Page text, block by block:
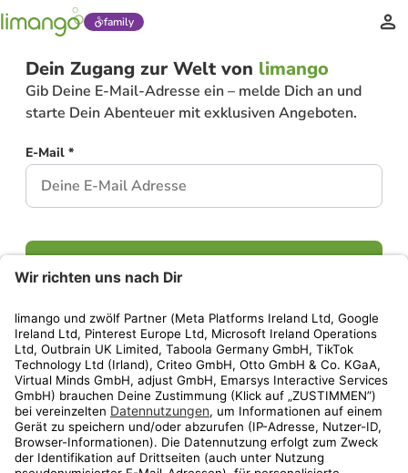
family
Dein Zugang zur Welt von limango
Gib Deine E-Mail-Adresse ein – melde Dich an und
starte Dein Abenteuer mit exklusiven Angeboten.
E-Mail *
Weiter
Privatsphäre-EinstellungenAGBDatenschutzCompliance
GeschenkgutscheinbedingungenImpressumHelp Center